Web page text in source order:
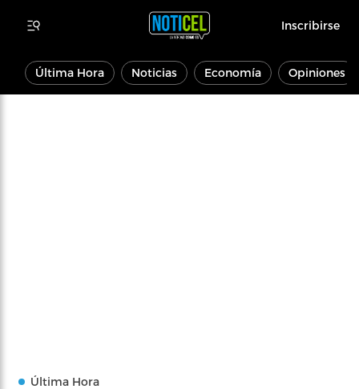
Inscribirse
Última Hora Noticias Economía Opiniones
Última Hora